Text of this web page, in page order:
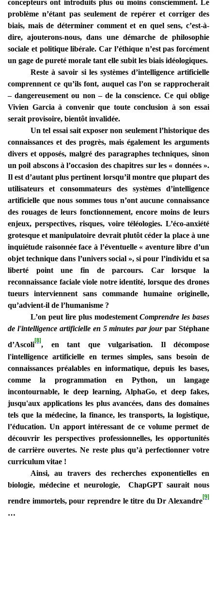
concepteurs ont introduits plus ou moins consciemment. Le
problème n’étant pas seulement de repérer et corriger des
biais, mais de déterminer comment et en quel sens, c’est-à-
dire, ajouterons-nous, dans une démarche de philosophie
sociale et politique libérale. Car l’éthique n’est pas forcément
un gage de pureté morale tant elle subit les biais idéologiques.
Reste à savoir si les systèmes d’intelligence artificielle
comprennent ce qu’ils font, auquel cas l’on se rapprocherait
– dangereusement ou non – de la conscience. Ce qui oblige
Vivien Garcia à convenir que toute conclusion à son essai
serait provisoire, bientôt invalidée.
Un tel essai sait exposer non seulement l’historique des
connaissances et des progrès, mais également les arguments
divers et opposés, malgré des paragraphes techniques, sinon
un poil abscons à l’occasion des chapitres sur les « données ».
Il est d’autant plus pertinent lorsqu’il montre que plupart des
utilisateurs et consommateurs des systèmes d’intelligence
artificielle que nous sommes tous n’ont aucune connaissance
des rouages de leurs fonctionnement, encore moins de leurs
enjeux, perspectives, risques, voire téléologies. L’éco-anxiété
grotesque et manipulatoire devrait plutôt céder la place à une
inquiétude raisonnée face à l’éventuelle « aventure libre d’un
objet technique dans l’univers social », si pour l’individu et sa
liberté point une fin de parcours. Car lorsque la
reconnaissance faciale viole notre identité, lorsque des drones
tueurs interviennent sans commande humaine originelle,
qu’advient-il de l’humanisme ?
L’on peut lire plus modestementComprendre les bases
de l'intelligence artificielle en 5 minutes par jourpar Stéphane
d’Ascoli[8], en tant que vulgarisation. Il décompose
l'intelligence artificielle en termes simples, sans besoin de
connaissances préalables en informatique, depuis les bases,
comme la programmation en Python, un langage
incontournable, le deep learning, AlphaGo, et deep fakes,
jusqu'aux applications les plus avancées, dans des domaines
tels que la médecine, la finance, les transports, la logistique,
l’éducation. Un apport intéressant de ce volume permet de
découvrir les perspectives professionnelles, les opportunités
de carrière ouvertes. Ne reste plus qu’à perfectionner votre
curriculum vitae !
Ainsi, au travers des recherches exponentielles en
biologie, médecine et neurologie, ChapGPT saurait nous
rendre immortels, pour reprendre le titre du Dr Alexandre[9]
…